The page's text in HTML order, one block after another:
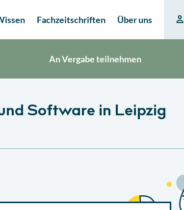
Fachzeitschriften Über uns
An Vergabe teilnehmen
Software in Leipzig